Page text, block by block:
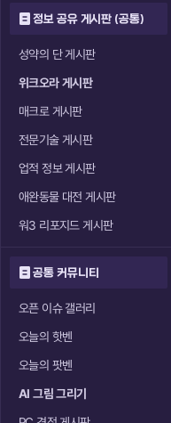
정보 공유 게시판 (공통)
성약의 단 게시판
위크오라 게시판
매크로 게시판
전문기술 게시판
업적 정보 게시판
애완동물 대전 게시판
워3 리포지드 게시판
공통 커뮤니티
오픈 이슈 갤러리
오늘의 핫벤
오늘의 팟벤
AI 그림 그리기